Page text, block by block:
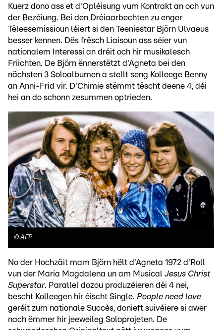
Kuerz dono ass et d'Opléisung vum Kontrakt an och vun
der Bezéiung. Bei den Dréiaarbechten zu enger
Tëleesemissioun léiert si den Teeniestar Björn Ulvaeus
besser kennen. Dës frësch Liaisoun ass séier vun
nationalem Interessi an dréit och hir musikalesch
Friichten. De Björn ënnerstëtzt d'Agneta bei den
nächsten 3 Soloalbumen a stellt seng Kolleege Benny
an Anni-Frid vir. D'Chimie stëmmt tëscht deene 4, déi
hei an do schonn zesummen optrieden.
©AFP
No der Hochzäit mam Björn hëlt d'Agneta 1972 d'Roll
vun der Maria Magdalena un am Musical Jesus Christ
Superstar. Parallel dozou produzéieren déi 4 nei,
bescht Kolleegen hir éischt Single. People need love
geréit zum nationale Succès, donieft suivéiere si awer
nach ëmmer hir jeeweileg Soloprojeten. De